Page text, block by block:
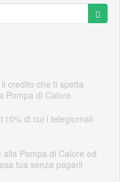
credito che ti spetta
Pompa di Calore
di cui i telegiornali
Pompa di Calore ed
tua senza pagarli